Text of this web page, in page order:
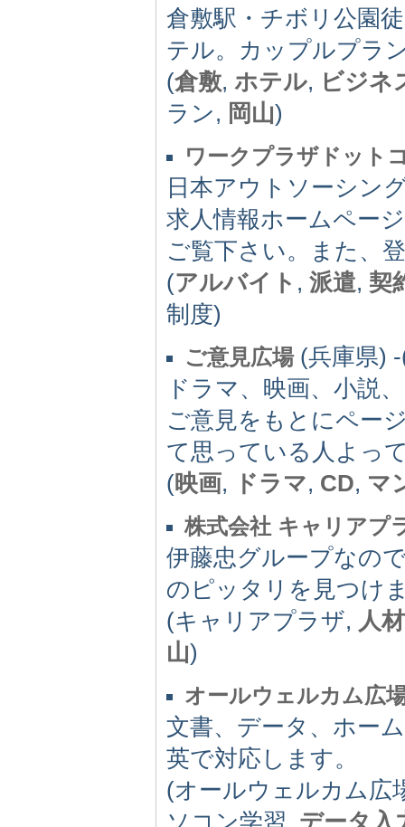
倉敷駅・チボリ公園
テル。カップルプラ
(倉敷, ホテル, ビジネ
ラン, 岡山)
ワークプラザドット
日本アウトソーシン
求人情報ホームペー
ご覧下さい。また、
(アルバイト , 派遣, 契
制度)
ご意見広場(兵庫県) -
ドラマ、映画、小説
ご意見をもとにペー
て思っている人よっ
(映画, ドラマ, CD, マ
株式会社 キャリアプ
伊藤忠グループなの
のピッタリを見つけ
(キャリアプラザ, 人材
山)
オールウェルカム広
文書、データ、ホー
英で対応します。
(オールウェルカム広
ソコン学習, データ入